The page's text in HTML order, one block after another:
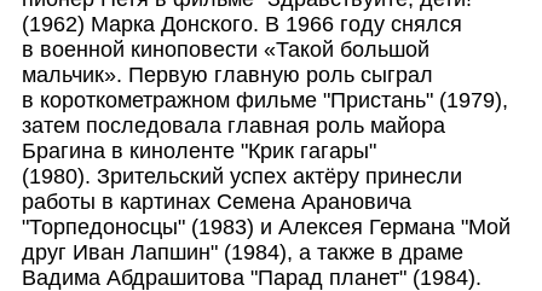
(1962) Марка Донского. В 1966 году снялся
в военной киноповести «Такой большой
мальчик». Первую главную роль сыграл
в короткометражном фильме "Пристань" (1979),
затем последовала главная роль майора
Брагина в киноленте "Крик гагары"
(1980). Зрительский успех актёру принесли
работы в картинах Семена Арановича
"Торпедоносцы" (1983) и Алексея Германа "Мой
друг Иван Лапшин" (1984), а также в драме
Вадима Абдрашитова "Парад планет" (1984).